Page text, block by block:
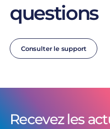
questions
Consulter le support
Recevez les